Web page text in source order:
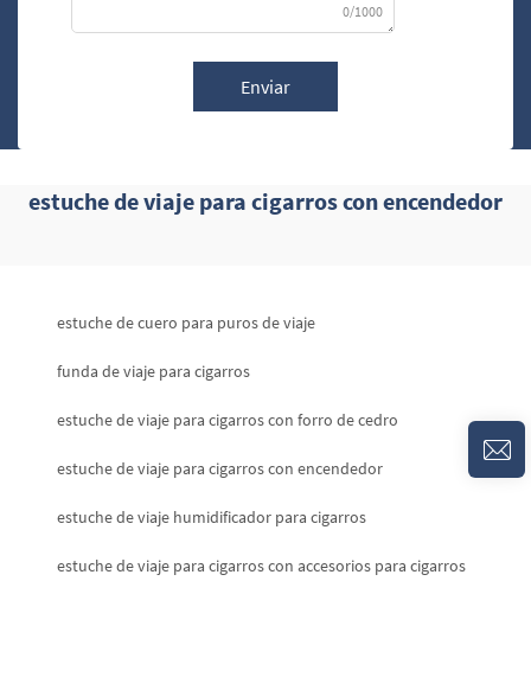
0/1000
Enviar
estuche de viaje para cigarros con encendedor
estuche de cuero para puros de viaje
funda de viaje para cigarros
estuche de viaje para cigarros con forro de cedro
estuche de viaje para cigarros con encendedor
estuche de viaje humidificador para cigarros
estuche de viaje para cigarros con accesorios para cigarros